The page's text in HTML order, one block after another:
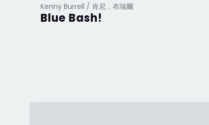
Kenny Burrell / 肯尼．布瑞爾
Blue Bash!